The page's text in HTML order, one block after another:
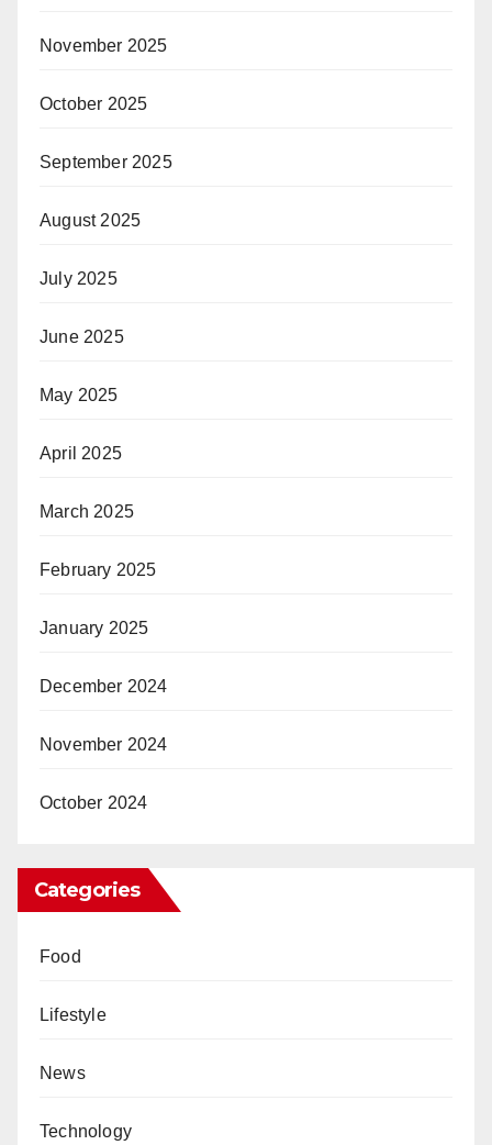
November 2025
October 2025
September 2025
August 2025
July 2025
June 2025
May 2025
April 2025
March 2025
February 2025
January 2025
December 2024
November 2024
October 2024
Categories
Food
Lifestyle
News
Technology